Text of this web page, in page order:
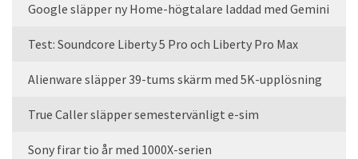
Google släpper ny Home-högtalare laddad med Gemini
Test: Soundcore Liberty 5 Pro och Liberty Pro Max
Alienware släpper 39-tums skärm med 5K-upplösning
True Caller släpper semestervänligt e-sim
Sony firar tio år med 1000X-serien